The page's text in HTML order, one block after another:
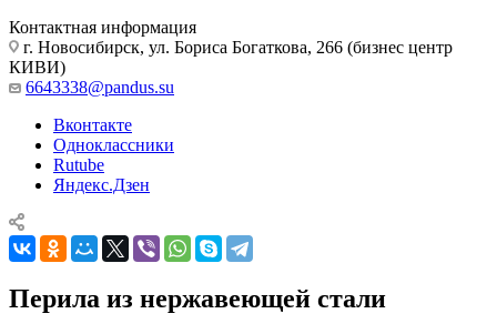
Контактная информация
г. Новосибирск, ул. Бориса Богаткова, 266 (бизнес центр
КИВИ)
6643338@pandus.su
Вконтакте
Одноклассники
Rutube
Яндекс.Дзен
Перила из нержавеющей стали